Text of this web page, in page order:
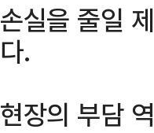
손실을 줄일
다.
현장의 부담